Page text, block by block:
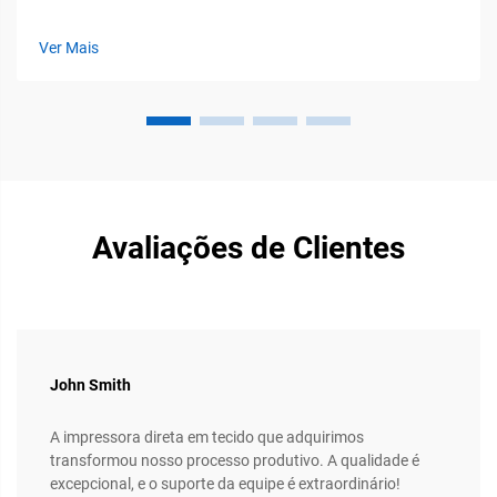
Ver Mais
Avaliações de Clientes
John Smith
A impressora direta em tecido que adquirimos
transformou nosso processo produtivo. A qualidade é
excepcional, e o suporte da equipe é extraordinário!